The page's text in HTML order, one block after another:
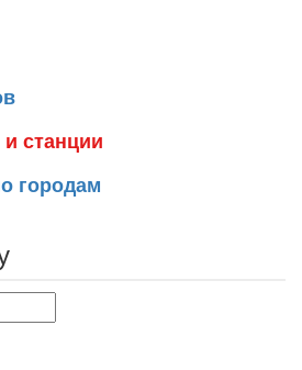
станции
городам